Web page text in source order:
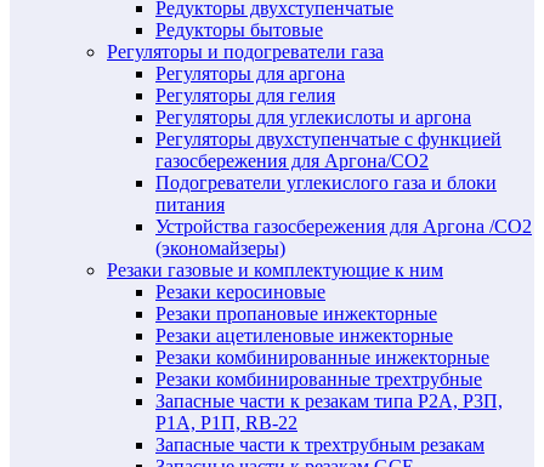
Редукторы двухступенчатые
Редукторы бытовые
Регуляторы и подогреватели газа
Регуляторы для аргона
Регуляторы для гелия
Регуляторы для углекислоты и аргона
Регуляторы двухступенчатые c функцией
газосбережения для Аргона/СО2
Подогреватели углекислого газа и блоки
питания
Устройства газосбережения для Аргона /СО2
(экономайзеры)
Резаки газовые и комплектующие к ним
Резаки керосиновые
Резаки пропановые инжекторные
Резаки ацетиленовые инжекторные
Резаки комбинированные инжекторные
Резаки комбинированные трехтрубные
Запасные части к резакам типа Р2А, Р3П,
Р1А, Р1П, RB-22
Запасные части к трехтрубным резакам